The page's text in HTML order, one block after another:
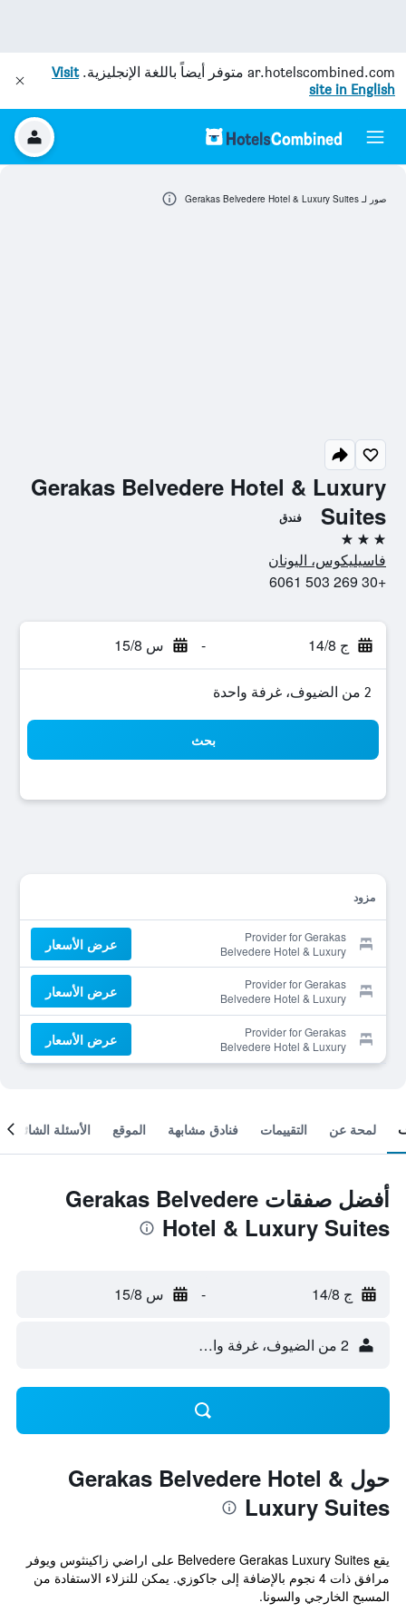
ar.hotelscombined.com متوفر أيضاً باللغة الإنجليزية.Visit
site in English
Gerakas Belvedere Hotel & Luxury
Suites
فندق
3 نجوم
فاسيليكوس، اليونان
+30 269 503 6061
ج 14/8 - س 15/8
2 من الضيوف، غرفة واحدة
بحث
مزود
Provider for Gerakas
Belvedere Hotel & Luxury
Suites
عرض الأسعار
Provider for Gerakas
Belvedere Hotel & Luxury
Suites
عرض الأسعار
Provider for Gerakas
Belvedere Hotel & Luxury
Suites
عرض الأسعار
صور لـ Gerakas Belvedere Hotel & Luxury Suites
لمحة عن التقييمات فنادق مشابهة الموقع الأسئلة الشائعة
أفضل صفقات Gerakas Belvedere
Hotel & Luxury Suites
ج 14/8 - س 15/8
2 من الضيوف، غرفة واحدة
حول Gerakas Belvedere Hotel &
Luxury Suites
يقع Belvedere Gerakas Luxury Suites على اراضي زاكينثوس ويوفر
مرافق ذات 4 نجوم بالإضافة إلى جاكوزي. يمكن للنزلاء الاستفادة من
المسبح الخارجي والسونا.